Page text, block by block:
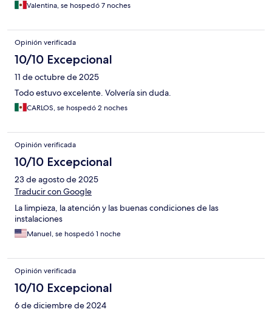
Valentina, se hospedó 7 noches
Opinión verificada
10/10 Excepcional
11 de octubre de 2025
Todo estuvo excelente. Volvería sin duda.
CARLOS, se hospedó 2 noches
Opinión verificada
10/10 Excepcional
23 de agosto de 2025
Traducir con Google
La limpieza, la atención y las buenas condiciones de las
instalaciones
Manuel, se hospedó 1 noche
Opinión verificada
10/10 Excepcional
6 de diciembre de 2024